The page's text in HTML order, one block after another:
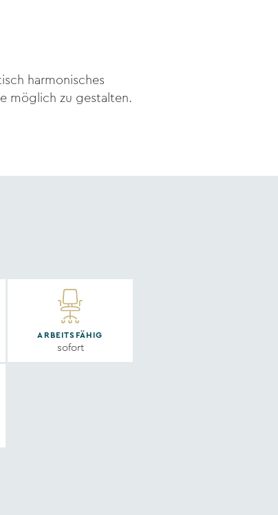
harmonisches
möglich zu gestalten.
ARBEITSFÄHIG
sofort